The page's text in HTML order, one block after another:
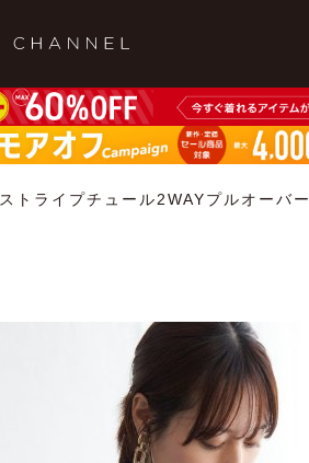
ストライプチュール2WAYプルオーバー